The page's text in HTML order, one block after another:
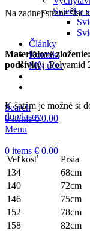
Sviečky
Články
Kontakt
Môj účet
Search
0items €0.00
Menu
0 items € 0.00
Na zadnej strane šiat
Materiálové zloženie:
podšívky: Polyamid
K šatám je možné si
do vlasov
Veľkosť Prsia
134
68cm
140
72cm
146
75cm
152
78cm
158
82cm